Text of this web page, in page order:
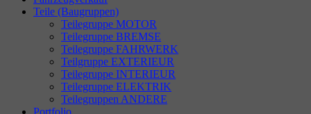
Teile (Baugruppen)
Teilegruppe MOTOR
Teilegruppe BREMSE
Teilegruppe FAHRWERK
Teilgruppe EXTERIEUR
Teilegruppe INTERIEUR
Teilegruppe ELEKTRIK
Teilegruppen ANDERE